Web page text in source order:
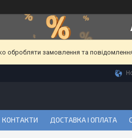
обробляти замовлення та
КОНТАКТИ ДОСТАВКА І ОПЛАТА